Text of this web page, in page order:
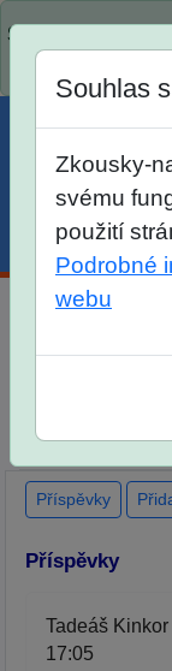
Spustili jsme
Menu
skutečných
zkouškách
Souhlas
Zkousky-
svému
použití
Podrobné
webu
Příspěvky
Příspěvky
Tadeáš
17:05